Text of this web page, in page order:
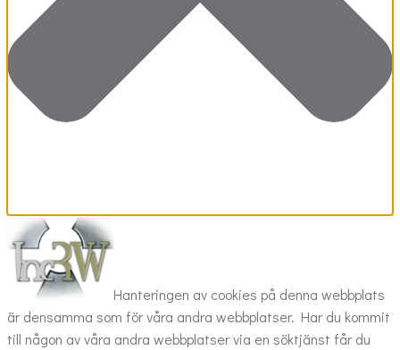
Hanteringen av cookies på denna webbplats
är densamma som för våra andra webbplatser. Har du kommit
till någon av våra andra webbplatser via en söktjänst får du